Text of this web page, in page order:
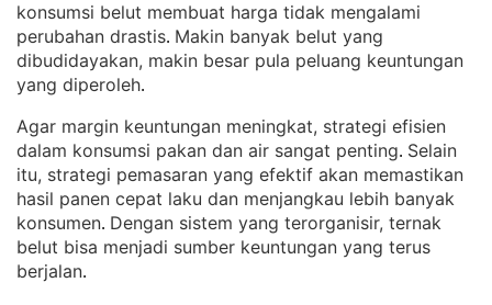
konsumsi belut membuat harga tidak mengalami
perubahan drastis. Makin banyak belut yang
dibudidayakan, makin besar pula peluang keuntungan
yang diperoleh.
Agar margin keuntungan meningkat, strategi efisien
dalam konsumsi pakan dan air sangat penting. Selain
itu, strategi pemasaran yang efektif akan memastikan
hasil panen cepat laku dan menjangkau lebih banyak
konsumen. Dengan sistem yang terorganisir, ternak
belut bisa menjadi sumber keuntungan yang terus
berjalan.